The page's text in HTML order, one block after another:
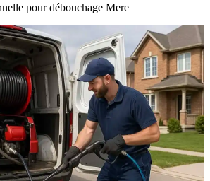
pour débouchage Mere